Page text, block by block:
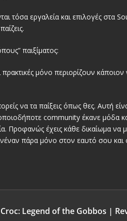
τόσα εργαλεία και επιλογές στα
παιξίματος:
πρακτικές μόνο περιορίζουν κάποιον
να τα παίξεις όπως θες. Αυτή
community έκανε μόδα
Προφανώς έχεις κάθε δικαίωμα να
πάρα μόνο στον εαυτό σου
Croc: Legend of the Gobbos |